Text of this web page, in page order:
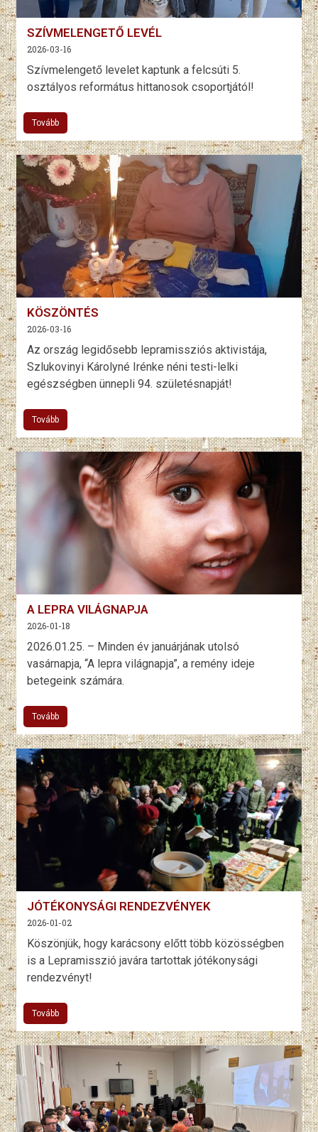
SZÍVMELENGETŐ LEVÉL
2026-03-16
Szívmelengető levelet kaptunk a felcsúti 5.
osztályos református hittanosok csoportjától!
Tovább
KÖSZÖNTÉS
2026-03-16
Az ország legidősebb lepramissziós aktivistája,
Szlukovinyi Károlyné Irénke néni testi-lelki
egészségben ünnepli 94. születésnapját!
Tovább
A LEPRA VILÁGNAPJA
2026-01-18
2026.01.25. – Minden év januárjának utolsó
vasárnapja, “A lepra világnapja”, a remény ideje
betegeink számára.
Tovább
JÓTÉKONYSÁGI RENDEZVÉNYEK
2026-01-02
Köszönjük, hogy karácsony előtt több közösségben
is a Lepramisszió javára tartottak jótékonysági
rendezvényt!
Tovább